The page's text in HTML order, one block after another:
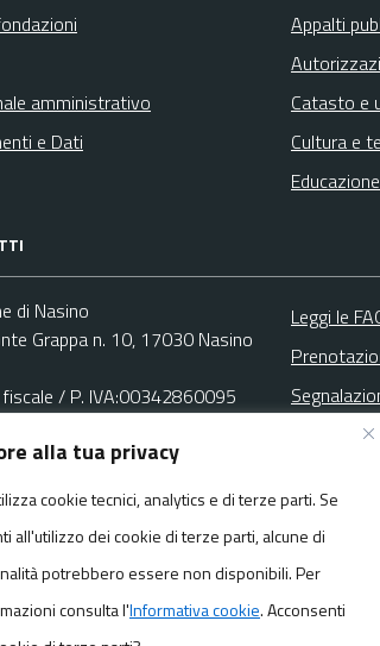
alla tua privacy
cookie tecnici, analytics e di terze parti. Se
all'utilizzo dei cookie di terze parti, alcune di
potrebbero essere non disponibili. Per
consulta l'Informativa cookie. Acconsenti
amministrativo
e Dati
Appalti
Catasto e
Cultura e
di Nasino
Grappa n. 10, 17030 Nasino
fiscale / P. IVA:00342860095
con il Pubblico (URP)
unico: +39 0182 77017
Leggi le
Richiesta